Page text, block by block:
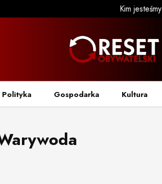
Kim jesteśmy
Polityka Gospodarka Kultura